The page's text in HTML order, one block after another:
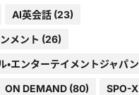
AI英会話 (23)
メント (26)
・エンターテイメントジャパン
ON DEMAND (80) SPO-X